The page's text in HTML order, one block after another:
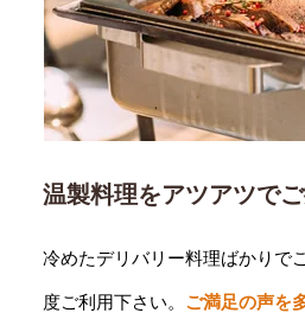
温製料理をアツアツで
冷めたデリバリー料理ばかりで
度ご利用下さい。 ご満足の声を